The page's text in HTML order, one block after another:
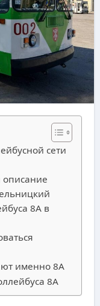
сети
8А в
именно 8А
8А